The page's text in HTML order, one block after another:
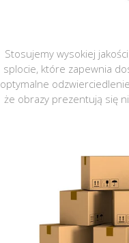
Stosujemy wysokiej
splocie, które zapewnia
optymalne
że obrazy prezentują się